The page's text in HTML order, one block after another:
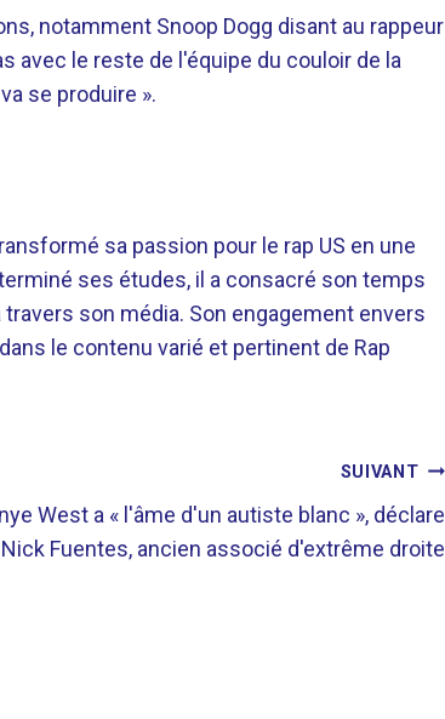
notamment Snoop Dogg disant au rappeur
avec le reste de l'équipe du couloir de la
se produire ».
sa passion pour le rap US en une
ses études, il a consacré son temps
son média. Son engagement envers
le contenu varié et pertinent de Rap
SUIVANT
West a « l'âme d'un autiste blanc », déclare
Nick Fuentes, ancien associé d'extrême droite